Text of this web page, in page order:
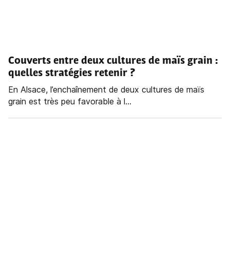
Couverts entre deux cultures de maïs grain :
quelles stratégies retenir ?
En Alsace, l’enchaînement de deux cultures de maïs
grain est très peu favorable à l...